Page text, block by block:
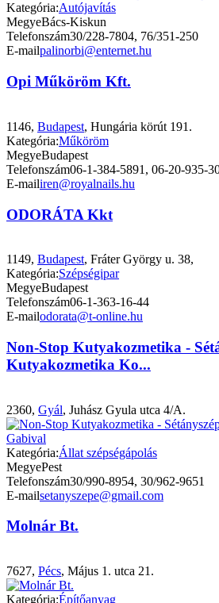
Kategória:Autójavítás
MegyeBács-Kiskun
Telefonszám30/228-7804, 76/351-250
E-mailpalinorbi@enternet.hu
Opi Műköröm Kft.
1146, Budapest, Hungária körút 191.
Kategória:Műköröm
MegyeBudapest
Telefonszám06-1-384-5891, 06-20-935-
E-mailiren@royalnails.hu
ODORÁTA Kkt
1149, Budapest, Fráter György u. 38,
Kategória:Szépségipar
MegyeBudapest
Telefonszám06-1-363-16-44
E-mailodorata@t-online.hu
Non-Stop Kutyakozmetika -
Kutyakozmetika Ko...
2360, Gyál, Juhász Gyula utca 4/A.
Kategória:Állat szépségápolás
MegyePest
Telefonszám30/990-8954, 30/962-9651
E-mailsetanyszepe@gmail.com
Molnár Bt.
7627, Pécs, Május 1. utca 21.
Kategória:Építőanyag